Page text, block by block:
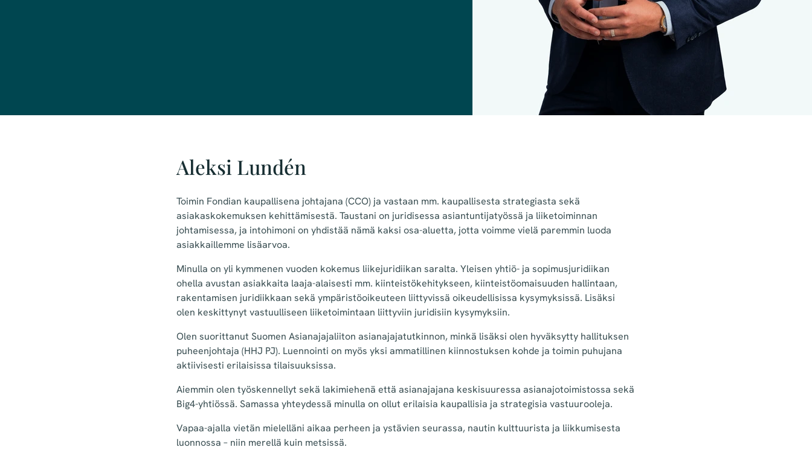
Aleksi Lundén
Toimin Fondian kaupallisena johtajana (CCO) ja vastaan mm. kaupallisesta strategiasta sekä
asiakaskokemuksen kehittämisestä. Taustani on juridisessa asiantuntijatyössä ja liiketoiminnan
johtamisessa, ja intohimoni on yhdistää nämä kaksi osa-aluetta, jotta voimme vielä paremmin luoda
asiakkaillemme lisäarvoa.
Minulla on yli kymmenen vuoden kokemus liikejuridiikan saralta. Yleisen yhtiö- ja sopimusjuridiikan
ohella avustan asiakkaita laaja-alaisesti mm. kiinteistökehitykseen, kiinteistöomaisuuden hallintaan,
rakentamisen juridiikkaan sekä ympäristöoikeuteen liittyvissä oikeudellisissa kysymyksissä. Lisäksi
olen keskittynyt vastuulliseen liiketoimintaan liittyviin juridisiin kysymyksiin.
Olen suorittanut Suomen Asianajajaliiton asianajajatutkinnon, minkä lisäksi olen hyväksytty hallituksen
puheenjohtaja (HHJ PJ). Luennointi on myös yksi ammatillinen kiinnostuksen kohde ja toimin puhujana
aktiivisesti erilaisissa tilaisuuksissa.
Aiemmin olen työskennellyt sekä lakimiehenä että asianajajana keskisuuressa asianajotoimistossa sekä
Big4-yhtiössä. Samassa yhteydessä minulla on ollut erilaisia kaupallisia ja strategisia vastuurooleja.
Vapaa-ajalla vietän mielelläni aikaa perheen ja ystävien seurassa, nautin kulttuurista ja liikkumisesta
luonnossa – niin merellä kuin metsissä.